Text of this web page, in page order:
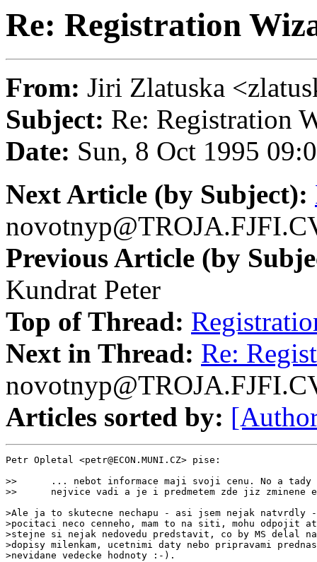
Re: Registration
From: Jiri Zlatuska
Subject: Re: Registration
Date: Sun, 8 Oct 1995
Next Article (by Subject):
Previous Article (by
Kundrat Peter
Top of Thread:
Next in Thread: Re:
Articles sorted by:
Petr Opletal <petr@ECON.MUNI.CZ> pise:
>>      ... nebot informace maji svoji cenu. No a tady
>>      nejvice vadi a je i predmetem zde jiz zminene
>Ale ja to skutecne nechapu - asi jsem nejak natvrdly -
>pocitaci neco cenneho, mam to na siti, mohu odpojit
>stejne si nejak nedovedu predstavit, co by MS delal
>dopisy milenkam, ucetnimi daty nebo pripravami
>nevidane vedecke hodnoty :-).